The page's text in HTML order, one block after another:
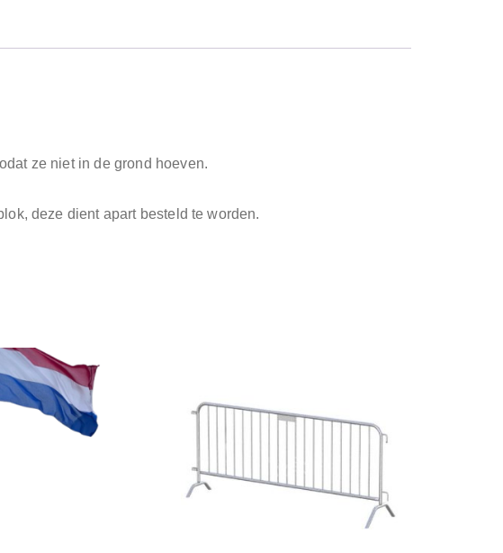
ze niet in de grond hoeven.
deze dient apart besteld te worden.